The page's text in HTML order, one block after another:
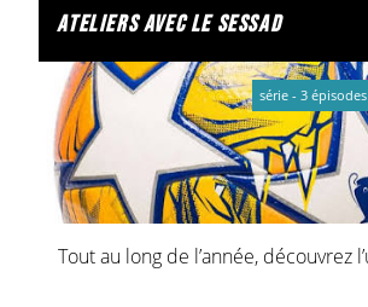
ateliers avec le sessad
série - 3 épisodes